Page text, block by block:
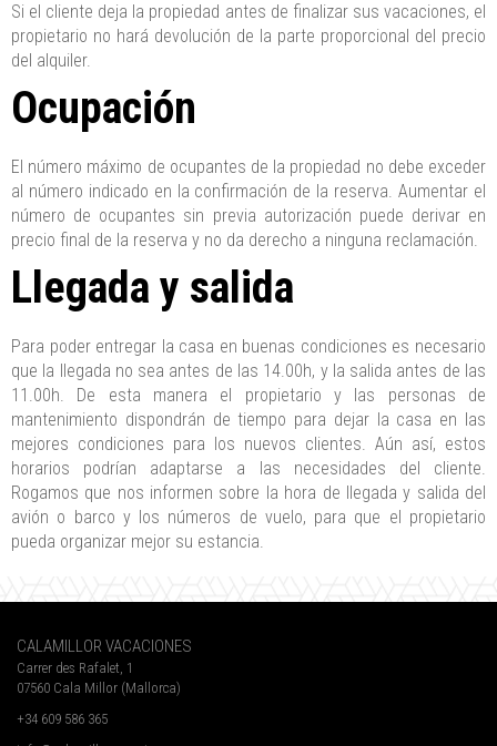
Si el cliente deja la propiedad antes de finalizar sus vacaciones, el
propietario no hará devolución de la parte proporcional del precio
del alquiler.
Ocupación
El número máximo de ocupantes de la propiedad no debe exceder
al número indicado en la confirmación de la reserva. Aumentar el
número de ocupantes sin previa autorización puede derivar en
precio final de la reserva y no da derecho a ninguna reclamación.
Llegada y salida
Para poder entregar la casa en buenas condiciones es necesario
que la llegada no sea antes de las 14.00h, y la salida antes de las
11.00h. De esta manera el propietario y las personas de
mantenimiento dispondrán de tiempo para dejar la casa en las
mejores condiciones para los nuevos clientes. Aún así, estos
horarios podrían adaptarse a las necesidades del cliente.
Rogamos que nos informen sobre la hora de llegada y salida del
avión o barco y los números de vuelo, para que el propietario
pueda organizar mejor su estancia.
CALAMILLOR VACACIONES
Carrer des Rafalet, 1
07560 Cala Millor (Mallorca)
+34 609 586 365